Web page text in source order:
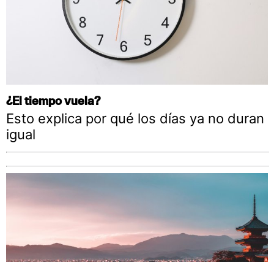
¿El tiempo vuela?
Esto explica por qué los días ya no duran
igual